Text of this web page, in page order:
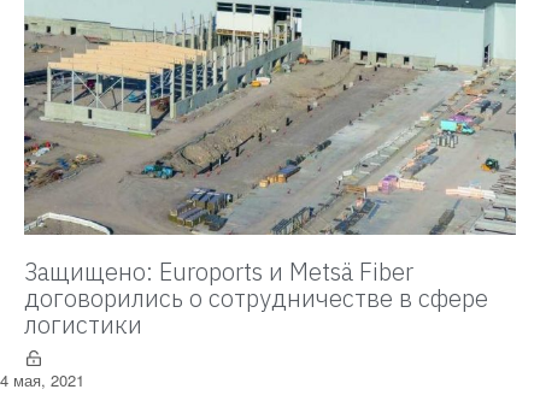
Защищено: Euroports и Metsä Fiber
договорились о сотрудничестве в сфере
логистики
4 мая, 2021